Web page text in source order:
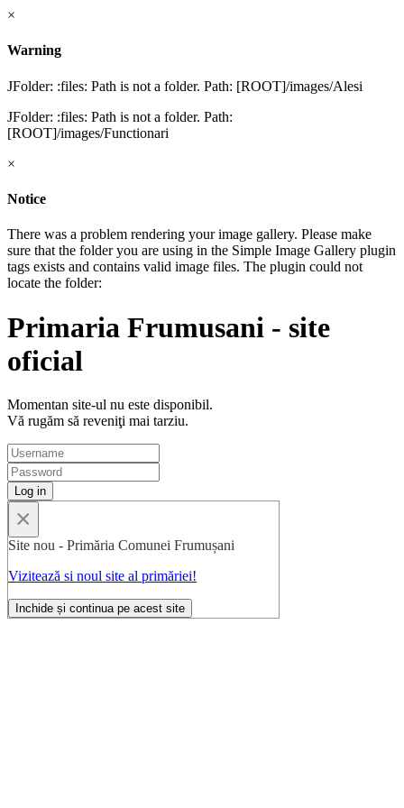
×
Warning
JFolder: :files: Path is not a folder. Path: [ROOT]/images/Alesi
JFolder: :files: Path is not a folder. Path:
[ROOT]/images/Functionari
×
Notice
There was a problem rendering your image gallery. Please make
sure that the folder you are using in the Simple Image Gallery plugin
tags exists and contains valid image files. The plugin could not
locate the folder:
Primaria Frumusani - site
oficial
Momentan site-ul nu este disponibil.
Vă rugăm să reveniţi mai tarziu.
×
Site nou - Primăria Comunei Frumușani
Vizitează si noul site al primăriei!
Inchide și continua pe acest site